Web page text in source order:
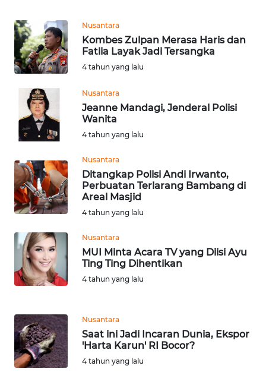
Nusantara
Kombes Zulpan Merasa Haris dan
Fatiia Layak Jadi Tersangka
4 tahun yang lalu
Nusantara
Jeanne Mandagi, Jenderal Polisi
Wanita
4 tahun yang lalu
Nusantara
Ditangkap Polisi Andi Irwanto,
Perbuatan Terlarang Bambang di
Areal Masjid
4 tahun yang lalu
Nusantara
MUI Minta Acara TV yang Diisi Ayu
Ting Ting Dihentikan
4 tahun yang lalu
Nusantara
Saat ini Jadi Incaran Dunia, Ekspor
'Harta Karun' RI Bocor?
4 tahun yang lalu
WN
BINTAN
WN
MANDALIKA
WN
LIKUPANG
WN
LABUANBAJO
WN
BORNEO
Wahana
Media
Group
NEWS
WAHANA
TANI